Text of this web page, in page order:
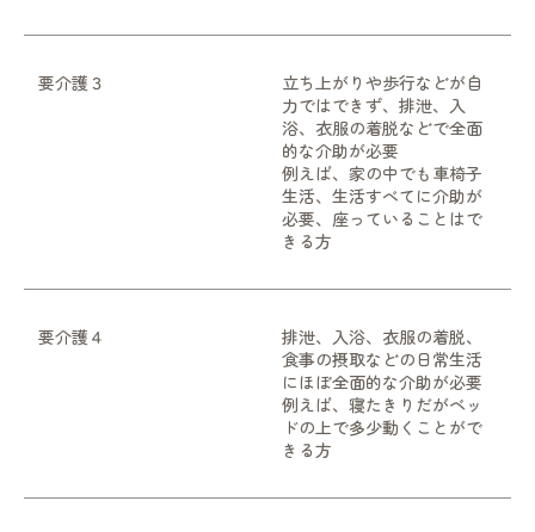
要介護３
立ち上がりや歩行などが自
力ではできず、排泄、入
浴、衣服の着脱などで全面
的な介助が必要
例えば、家の中でも車椅子
生活、生活すべてに介助が
必要、座っていることはで
きる方
要介護４
排泄、入浴、衣服の着脱、
食事の摂取などの日常生活
にほぼ全面的な介助が必要
例えば、寝たきりだがベッ
ドの上で多少動くことがで
きる方